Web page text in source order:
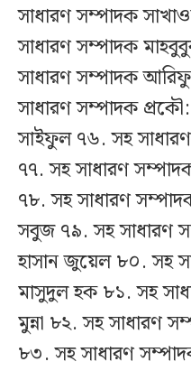
সাধারণ সম্পাদক
সাধারণ সম্পাদক
সাধারণ সম্পাদক
সাধারণ সম্পাদক
সাইফুল ৭৬. সহ
৭৭. সহ সাধারণ
৭৮. সহ সাধারণ
সবুজ ৭৯. সহ সাধারণ
হাসান জুয়েল ৮০. সহ
মাসুদুল হক ৮১. সহ
মুন্না ৮২. সহ সাধারণ
৮৩. সহ সাধারণ